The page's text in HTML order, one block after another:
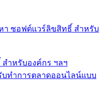
ำหรับองค์กร ฯลฯ